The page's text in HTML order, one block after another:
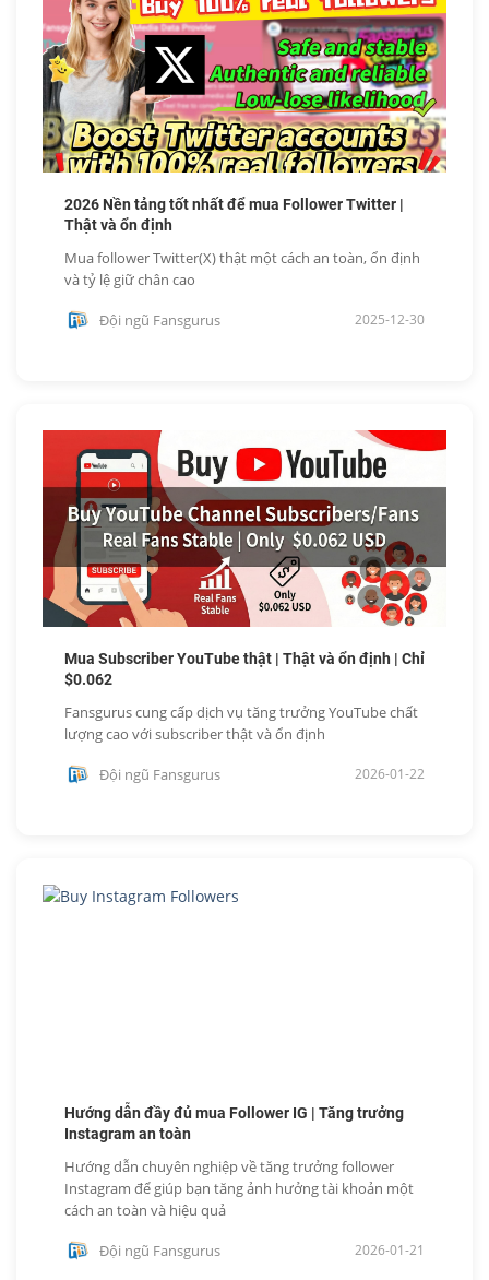
2026 Nền tảng tốt nhất để mua Follower Twitter |
Thật và ổn định
Mua follower Twitter(X) thật một cách an toàn, ổn định
và tỷ lệ giữ chân cao
Đội ngũ Fansgurus 2025-12-30
Mua Subscriber YouTube thật | Thật và ổn định | Chỉ
$0.062
Fansgurus cung cấp dịch vụ tăng trưởng YouTube chất
lượng cao với subscriber thật và ổn định
Đội ngũ Fansgurus 2026-01-22
Hướng dẫn đầy đủ mua Follower IG | Tăng trưởng
Instagram an toàn
Hướng dẫn chuyên nghiệp về tăng trưởng follower
Instagram để giúp bạn tăng ảnh hưởng tài khoản một
cách an toàn và hiệu quả
Đội ngũ Fansgurus 2026-01-21